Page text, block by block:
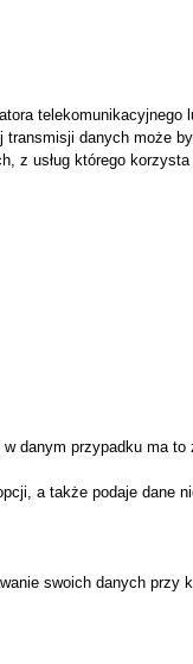
telekomunikacyjnego
transmisji danych może
z usług którego korzysta
danym przypadku ma
a także podaje dane
swoich danych przy